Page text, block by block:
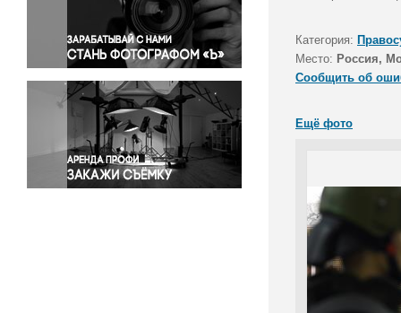
Правосудие
Происшествия и конфликты
Религия
Светская жизнь
Спорт
Экология
Экономика и бизнес
Категория:
Место: Россия,
Сообщить об
Ещё фото